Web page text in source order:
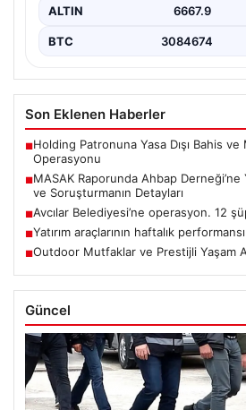
ALTIN 6667.9
BTC 3084674
Son Eklenen Haberler
■Holding Patronuna Yasa Dışı Bahis ve
Operasyonu
■MASAK Raporunda Ahbap Derneği’ne
ve Soruşturmanın Detayları
■Avcılar Belediyesi’ne operasyon. 12
■Yatırım araçlarının haftalık
■Outdoor Mutfaklar ve Prestijli Yaşam
Güncel